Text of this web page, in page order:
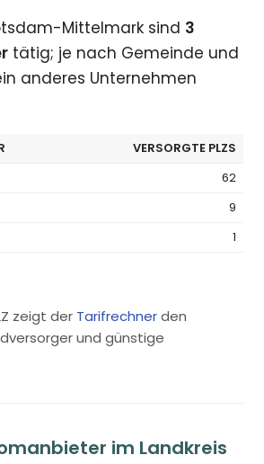
Mittelmark sind 3
tätig; je nach Gemeinde und
anderes Unternehmen
VERSORGTE PLZS
62
9
1
zeigt der Tarifrechnerden
und günstige
im Landkreis